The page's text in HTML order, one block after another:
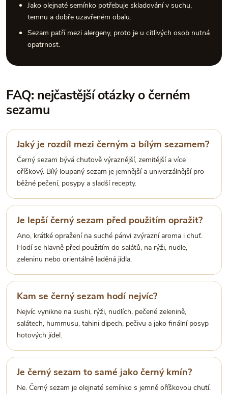
Jako olejnaté semínko potřebuje skladování v suchu,
temnu a dobře uzavřeném obalu.
Sezam patří mezi alergeny, proto je u citlivých osob nutná
opatrnost.
FAQ: nejčastější otázky o černém
sezamu
Jaký je rozdíl mezi černým a bílým sezamem?
Černý sezam bývá chuťově výraznější, zemitější a více
oříškový. Bílý loupaný sezam je jemnější a univerzálnější pro
běžné pečení, posypy a sladší recepty.
Je lepší černý sezam před použitím opražit?
Ano, krátké opražení na suché pánvi zvýrazní aroma i chuť.
Hodí se hlavně před použitím do salátů, na rýži, nudle,
zeleninu nebo orientálně laděná jídla.
Kam se černý sezam hodí nejvíc?
Nejvíc vynikne na sushi, rýži, nudlích, pečené zelenině,
salátech, hummusu, tahini dipech, pečivu a jako finální posyp
hotových jídel.
Je černý sezam to samé jako černý kmín?
Ne. Černý sezam je olejnaté semínko s jemně oříškovou chutí.